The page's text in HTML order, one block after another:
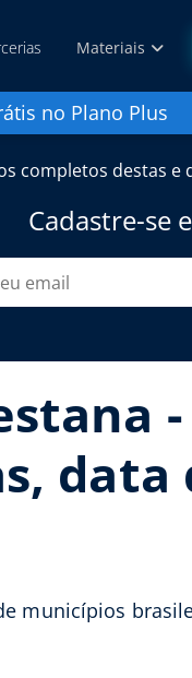
Materiais
no Plano Plus
completos destas e
Cadastre-se e
-
data
municípios